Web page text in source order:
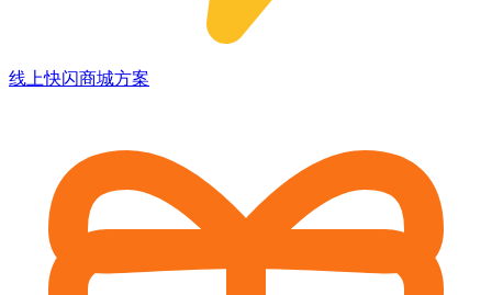
线上快闪商城方案